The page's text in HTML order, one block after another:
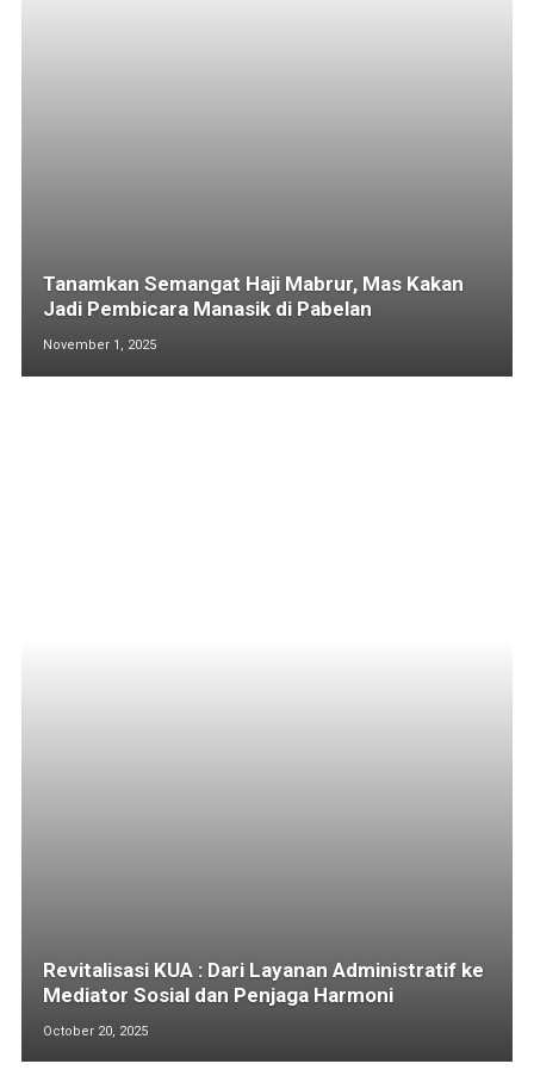
Tanamkan Semangat Haji Mabrur, Mas Kakan
Jadi Pembicara Manasik di Pabelan
November 1, 2025
Revitalisasi KUA : Dari Layanan Administratif ke
Mediator Sosial dan Penjaga Harmoni
October 20, 2025